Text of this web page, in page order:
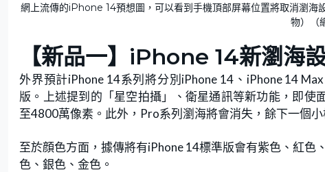
網上流傳的iPhone 14預想圖，可以看到手機頂部屏幕位置將取消瀏
物）（
【新品一】iPhone 14新瀏海
外界預計iPhone 14系列將分別iPhone 14、iPhone 14
版。上述提到的「星空拍攝」、衛星通訊等新功能，即
至4800萬像素。此外，Pro系列瀏海將會消失，餘下一個
至於顔色方面，據傳將有iPhone 14標準版會有紫色、紅
色、銀色、金色。